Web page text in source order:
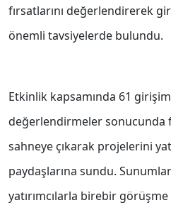
fırsatlarını değerlendirerek
önemli tavsiyelerde bulundu.
Etkinlik kapsamında 61
değerlendirmeler sonucunda
sahneye çıkarak projelerini
paydaşlarına sundu.
yatırımcılarla birebir görüşme